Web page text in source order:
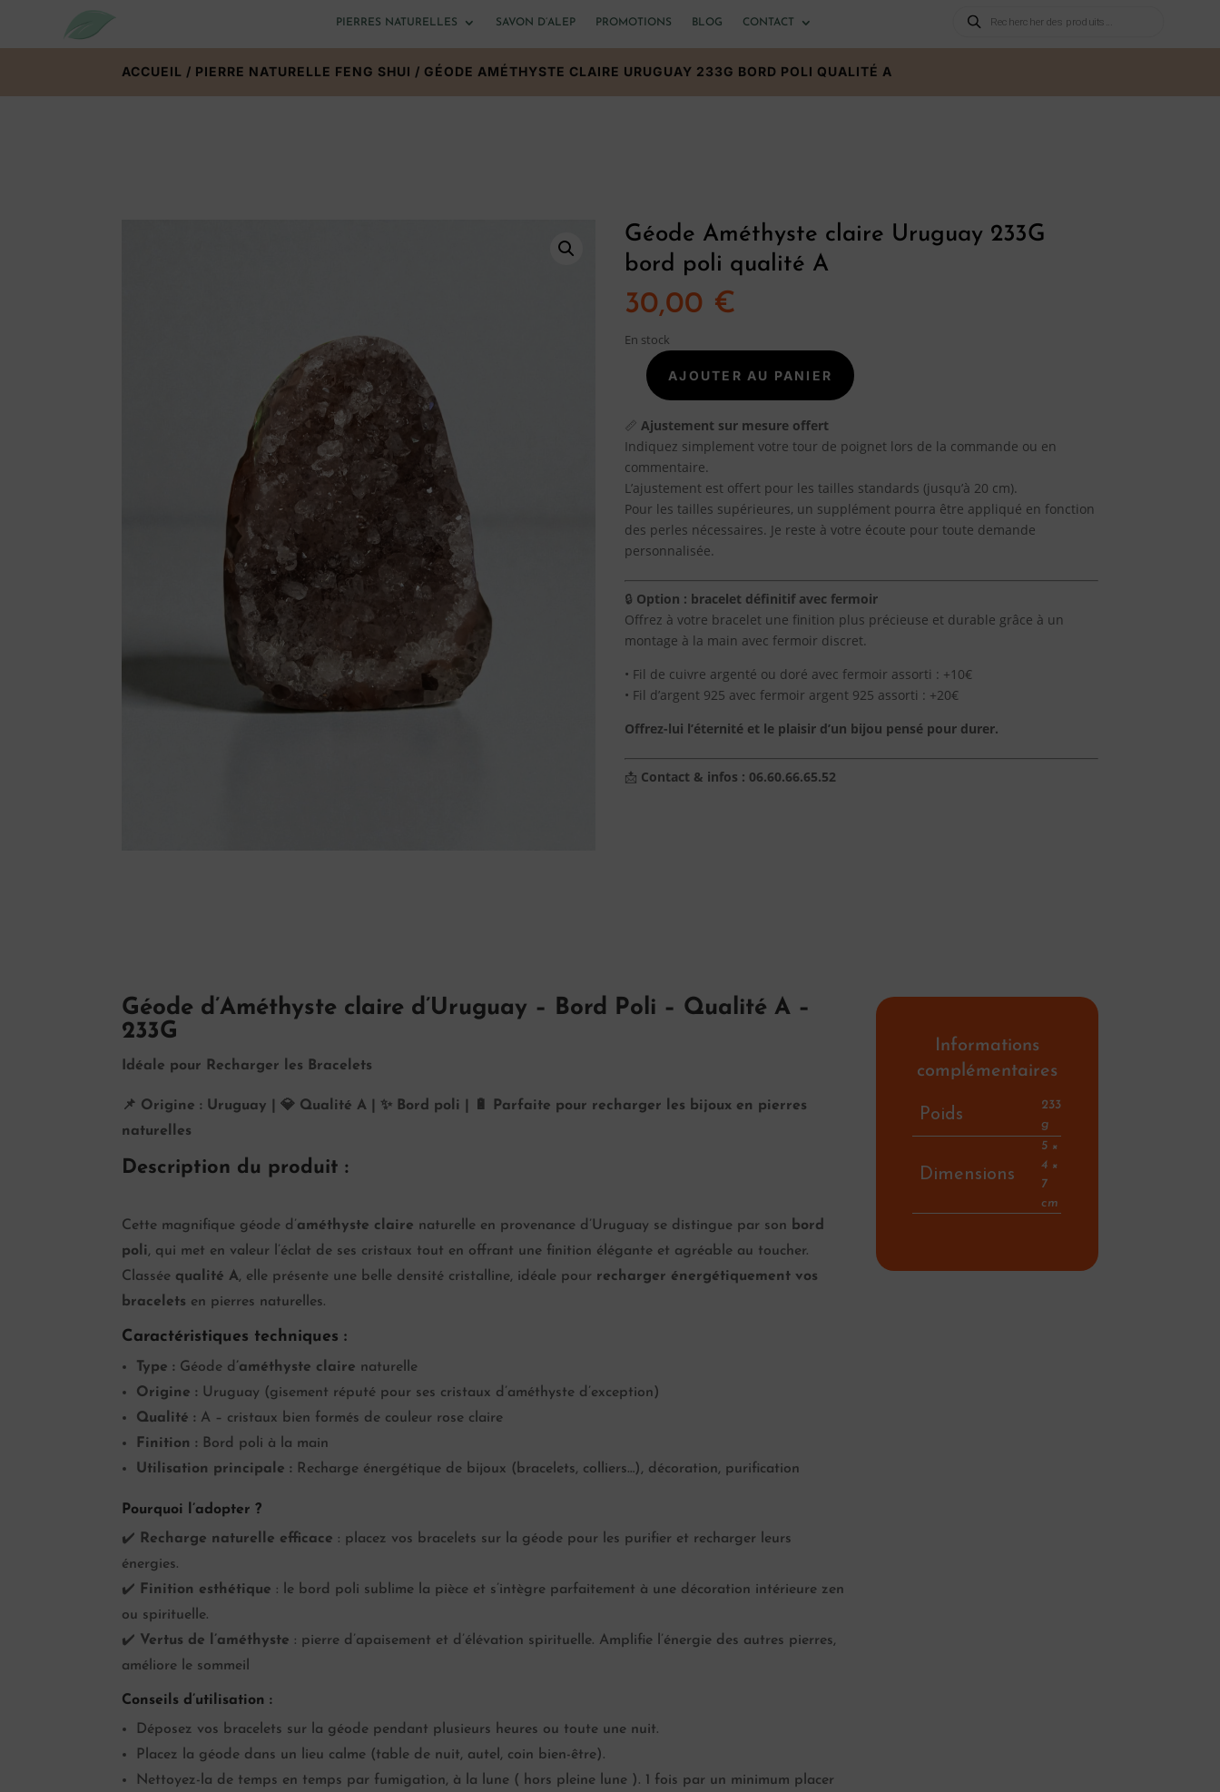
PIERRES NATURELLES SAVON D’ALEP PROMOTIONS BLOG CONTACT
produits
ACCUEIL / PIERRE NATURELLE FENG SHUI / GÉODE AMÉTHYSTE CLAIRE URUGUAY 233G BORD POLI QUALITÉ A
Géode Améthyste claire Uruguay 233G
bord poli qualité A
30,00 €
En stock
quantité
Géode
Améthyste
claire
Uruguay
233G
bord
poli
A
AJOUTER AU PANIER
📏Ajustement sur mesure offert
Indiquez simplement votre tour de poignet lors de la commande ou en
commentaire.
L’ajustement est offert pour les tailles standards (jusqu’à 20 cm).
Pour les tailles supérieures, un supplément pourra être appliqué en fonction
des perles nécessaires. Je reste à votre écoute pour toute demande
personnalisée.
🔒 Option : bracelet définitif avec fermoir
Offrez à votre bracelet une finition plus précieuse et durable grâce à un
montage à la main avec fermoir discret.
• Fil de cuivre argenté ou doré avec fermoir assorti : +10€
• Fil d’argent 925 avec fermoir argent 925 assorti : +20€
Offrez-lui l’éternité et le plaisir d’un bijou pensé pour durer.
📩 Contact & infos : 06.60.66.65.52
Géode d’Améthyste claire d’Uruguay – Bord Poli – Qualité A –
233G
Idéale pour Recharger les Bracelets
📌 Origine : Uruguay | 💎 Qualité A | ✨ Bord poli | 🔋 Parfaite pour recharger les bijoux en pierres
naturelles
Description du produit :
Cette magnifique géode d’améthyste claire naturelle en provenance d’Uruguay se distingue par son bord
poli, qui met en valeur l’éclat de ses cristaux tout en offrant une finition élégante et agréable au toucher.
Classée qualité A, elle présente une belle densité cristalline, idéale pour recharger énergétiquement vos
bracelets en pierres naturelles.
Caractéristiques techniques :
Type : Géode d’améthyste claire naturelle
Origine : Uruguay (gisement réputé pour ses cristaux d’améthyste d’exception)
Qualité : A – cristaux bien formés de couleur rose claire
Finition : Bord poli à la main
Utilisation principale : Recharge énergétique de bijoux (bracelets, colliers…), décoration, purification
Pourquoi l’adopter ?
✔️ Recharge naturelle efficace : placez vos bracelets sur la géode pour les purifier et recharger leurs
énergies.
✔️ Finition esthétique : le bord poli sublime la pièce et s’intègre parfaitement à une décoration intérieure zen
ou spirituelle.
✔️ Vertus de l’améthyste : pierre d’apaisement et d’élévation spirituelle. Amplifie l’énergie des autres pierres,
améliore le sommeil
Conseils d’utilisation :
Déposez vos bracelets sur la géode pendant plusieurs heures ou toute une nuit.
Placez la géode dans un lieu calme (table de nuit, autel, coin bien-être).
Nettoyez-la de temps en temps par fumigation, à la lune ( hors pleine lune ). 1 fois par un minimum placer
Informations
complémentaires
Poids
233
g
Dimensions
5 ×
4 ×
7
cm